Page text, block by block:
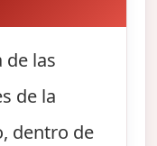
de las
de la
dentro de